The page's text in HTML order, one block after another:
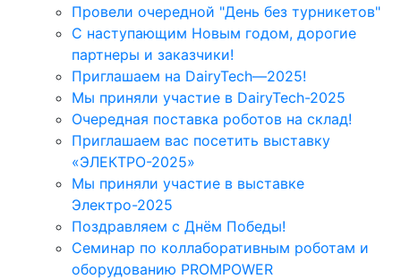
Провели очередной "День без турникетов"
С наступающим Новым годом, дорогие
партнеры и заказчики!
Приглашаем на DairyTech—2025!
Мы приняли участие в DairyTech-2025
Очередная поставка роботов на склад!
Приглашаем вас посетить выставку
«ЭЛЕКТРО-2025»
Мы приняли участие в выставке
Электро-2025
Поздравляем с Днём Победы!
Семинар по коллаборативным роботам и
оборудованию PROMPOWER